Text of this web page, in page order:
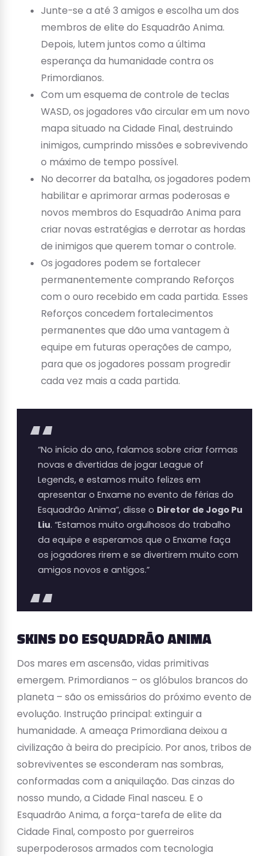
Junte-se a até 3 amigos e escolha um dos
membros de elite do Esquadrão Anima.
Depois, lutem juntos como a última
esperança da humanidade contra os
Primordianos.
Com um esquema de controle de teclas
WASD, os jogadores vão circular em um novo
mapa situado na Cidade Final, destruindo
inimigos, cumprindo missões e sobrevivendo
o máximo de tempo possível.
No decorrer da batalha, os jogadores podem
habilitar e aprimorar armas poderosas e
novos membros do Esquadrão Anima para
criar novas estratégias e derrotar as hordas
de inimigos que querem tomar o controle.
Os jogadores podem se fortalecer
permanentemente comprando Reforços
com o ouro recebido em cada partida. Esses
Reforços concedem fortalecimentos
permanentes que dão uma vantagem à
equipe em futuras operações de campo,
para que os jogadores possam progredir
cada vez mais a cada partida.
“No início do ano, falamos sobre criar formas
novas e divertidas de jogar League of
Legends, e estamos muito felizes em
apresentar o Enxame no evento de férias do
Esquadrão Anima”, disse o Diretor de Jogo Pu
Liu. “Estamos muito orgulhosos do trabalho
da equipe e esperamos que o Enxame faça
os jogadores rirem e se divertirem muito com
amigos novos e antigos.”
SKINS DO ESQUADRÃO ANIMA
Dos mares em ascensão, vidas primitivas
emergem. Primordianos – os glóbulos brancos do
planeta – são os emissários do próximo evento de
evolução. Instrução principal: extinguir a
humanidade. A ameaça Primordiana deixou a
civilização à beira do precipício. Por anos, tribos de
sobreviventes se esconderam nas sombras,
conformadas com a aniquilação. Das cinzas do
nosso mundo, a Cidade Final nasceu. E o
Esquadrão Anima, a força-tarefa de elite da
Cidade Final, composto por guerreiros
superpoderosos armados com tecnologia